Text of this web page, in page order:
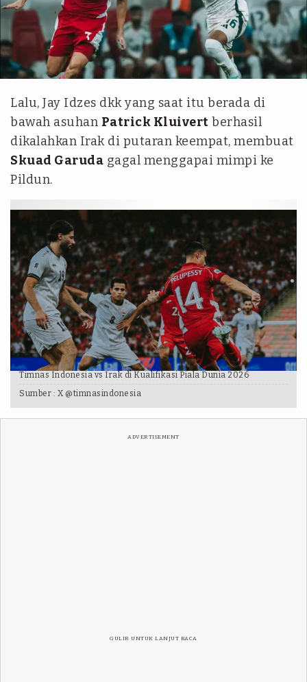
Instagram @saudint
Lalu, Jay Idzes dkk yang saat itu berada di
bawah asuhan Patrick Kluivert berhasil
dikalahkan Irak di putaran keempat, membuat
Skuad Garuda gagal menggapai mimpi ke
Pildun.
Timnas Indonesia vs Irak di Kualifikasi Piala Dunia 2026
Sumber : X @timnasindonesia
ADVERTISEMENT
GULIR UNTUK LANJUT BACA